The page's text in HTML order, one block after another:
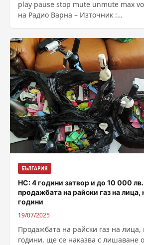
play pause stop mute unmute max
на Радио Варна – Източник :
podkrepa-na-blagomir-kocev-vav-
obnovava
БЪЛГАРИЯ
НС: 4 години затвор и до 10 000 лв.
продажбата на райски газ на
години
19/07/2025
Продажбата на райски газ на
години, ще се наказва с лишаване